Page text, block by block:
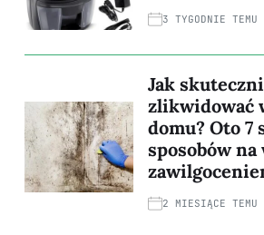
3 TYGODNIE TEMU
Jak
zlikwidować
domu? Oto 7
sposobów na
2 MIESIĄCE TEMU